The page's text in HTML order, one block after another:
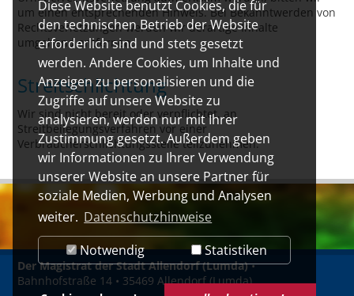
Diese Website benutzt Cookies, die für
den technischen Betrieb der Website
erforderlich sind und stets gesetzt
werden. Andere Cookies, um Inhalte und
Anzeigen zu personalisieren und die
Zugriffe auf unsere Website zu
analysieren, werden nur mit Ihrer
Zustimmung gesetzt. Außerdem geben
wir Informationen zu Ihrer Verwendung
unserer Website an unsere Partner für
soziale Medien, Werbung und Analysen
weiter. Datenschutzhinweise
Notwendig
Statistiken
um einen entsprechenden Hinweis. Bei Bekanntwerden von
Rechtsverletzungen werden wir derartige Inhalte
umgehend entfernen.
Streitschlichtung
Wir sind nicht bereit oder verpflichtet, an
Streitbeilegungsverfahren vor einer
Verbraucherschlichtungsstelle teilzunehmen.
Der Magistrat der Stadt Allendorf (Lumda)•
Bahnhofstraße 14 • 35469 Allendorf (Lumda)